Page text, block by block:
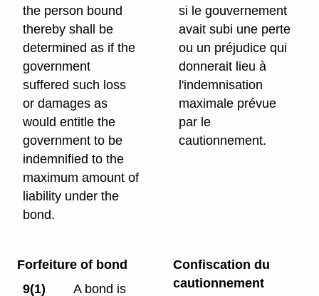
the person bound
thereby shall be
determined as if the
government
suffered such loss
or damages as
would entitle the
government to be
indemnified to the
maximum amount of
liability under the
bond.
si le gouvernement
avait subi une perte
ou un préjudice qui
donnerait lieu à
l'indemnisation
maximale prévue
par le
cautionnement.
Forfeiture of bond
9(1)
A bond is
Confiscation du
cautionnement